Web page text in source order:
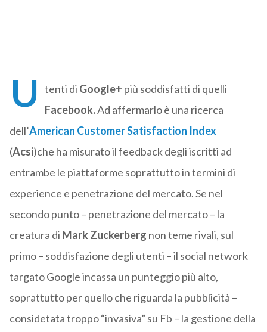
U tenti di Google+ più soddisfatti di quelli
Facebook.Ad affermarlo è una ricerca
dell’American Customer Satisfaction Index
(Acsi)che ha misurato il feedback degli iscritti ad
entrambe le piattaforme soprattutto in termini di
experience e penetrazione del mercato. Se nel
secondo punto – penetrazione del mercato – la
creatura di Mark Zuckerberg non teme rivali, sul
primo – soddisfazione degli utenti – il social network
targato Google incassa un punteggio più alto,
soprattutto per quello che riguarda la pubblicità –
considetata troppo “invasiva” su Fb – la gestione della